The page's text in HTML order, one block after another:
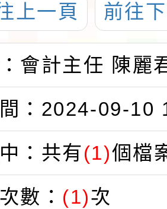
上一頁 前往
會計主任 陳麗
：2024-09-10
：共有(1)個檔
數： (1)次